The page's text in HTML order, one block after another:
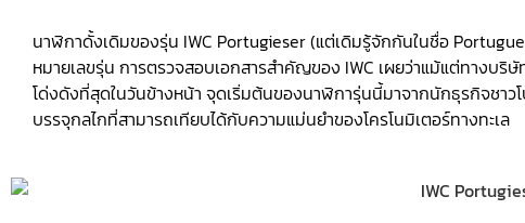
นาฬิกาดั้งเดิมของรุ่น IWC Portugieser (แต่เดิมรู้จักกันในชื่อ
หมายเลขรุ่น การตรวจสอบเอกสารสำคัญของ IWC เผยว่าแม้แต่ทางบ
โด่งดังที่สุดในวันข้างหน้า จุดเริ่มต้นของนาฬิการุ่นนี้มาจากนักธุรกิจชา
บรรจุกลไกที่สามารถเทียบได้กับความแม่นยำของโครโนมิเตอร์ทางทะเล